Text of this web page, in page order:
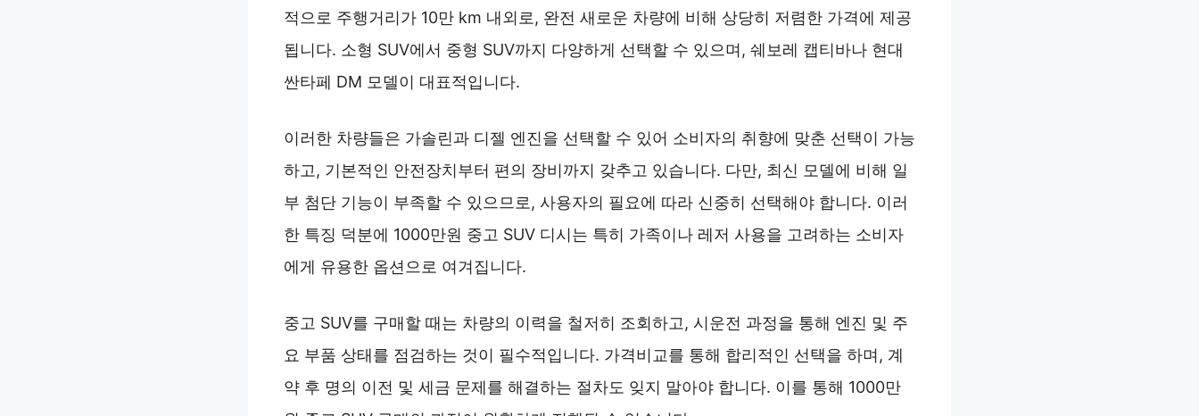
적으로 주행거리가 10만 km 내외로, 완전 새로운 차량에 비해 상당히 저렴한 가격에 제공
됩니다. 소형 SUV에서 중형 SUV까지 다양하게 선택할 수 있으며, 쉐보레 캡티바나 현대
싼타페 DM 모델이 대표적입니다.
이러한 차량들은 가솔린과 디젤 엔진을 선택할 수 있어 소비자의 취향에 맞춘 선택이 가능
하고, 기본적인 안전장치부터 편의 장비까지 갖추고 있습니다. 다만, 최신 모델에 비해 일
부 첨단 기능이 부족할 수 있으므로, 사용자의 필요에 따라 신중히 선택해야 합니다. 이러
한 특징 덕분에 1000만원 중고 SUV 디시는 특히 가족이나 레저 사용을 고려하는 소비자
에게 유용한 옵션으로 여겨집니다.
중고 SUV를 구매할 때는 차량의 이력을 철저히 조회하고, 시운전 과정을 통해 엔진 및 주
요 부품 상태를 점검하는 것이 필수적입니다. 가격비교를 통해 합리적인 선택을 하며, 계
약 후 명의 이전 및 세금 문제를 해결하는 절차도 잊지 말아야 합니다. 이를 통해 1000만